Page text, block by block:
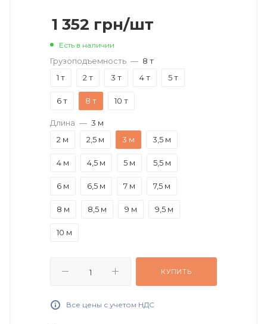
1 352 грн/шт
Есть в наличии
Грузоподъемность — 8 т
1 т
2 т 3 т 4 т 5 т
6 т 8 т 10 т
Длина — 3 м
2 м
2,5 м 3 м 3,5 м
4 м 4,5 м 5 м 5,5 м
6 м 6,5 м 7 м 7,5 м
8 м 8,5 м 9 м 9,5 м
10 м
КУПИТЬ
Все цены с учетом НДС